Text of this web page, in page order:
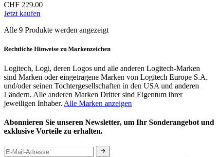
CHF 229.00
Jetzt kaufen
Alle 9 Produkte werden angezeigt
Rechtliche Hinweise zu Markenzeichen
Logitech, Logi, deren Logos und alle anderen Logitech-Marken
sind Marken oder eingetragene Marken von Logitech Europe S.A.
und/oder seinen Tochtergesellschaften in den USA und anderen
Ländern. Alle anderen Marken Dritter sind Eigentum ihrer
jeweiligen Inhaber. Alle Marken anzeigen
Abonnieren Sie unseren Newsletter, um Ihr Sonderangebot und
exklusive Vorteile zu erhalten.